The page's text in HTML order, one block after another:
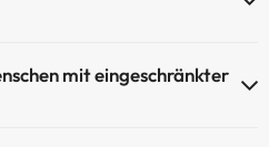
mit eingeschränkter